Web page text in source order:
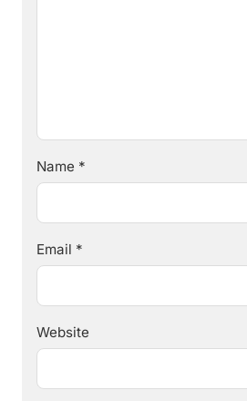
Name *
Email *
Website